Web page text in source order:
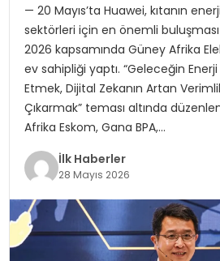
SIYASET
SPOR
TEKNOLOJI
— 20 Mayıs’ta Huawei, kıtanın
sektörleri için en önemli
2026 kapsamında Güney Afrika
ev sahipliği yaptı. “Geleceğin
Etmek, Dijital Zekanın Artan
Çıkarmak” teması altında
Afrika Eskom, Gana BPA,…
İlk Haberler
28 Mayıs 2026